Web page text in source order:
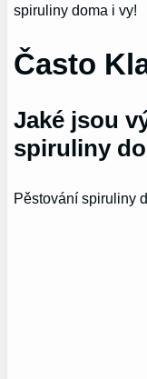
spiruliny doma i vy!
Často
Jaké jsou
spiruliny
Pěstování spiruliny